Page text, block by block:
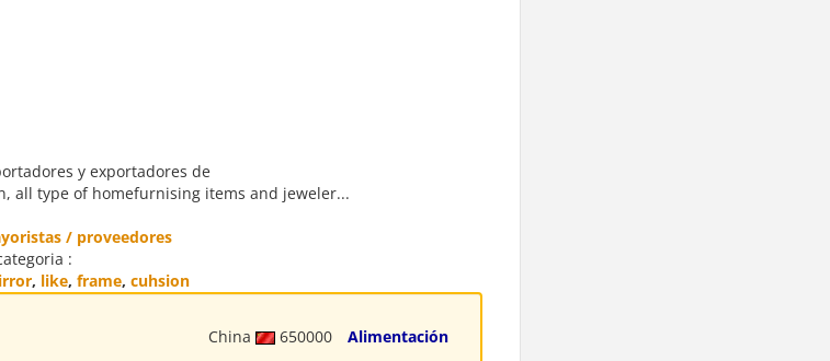
y exportadores de
all type of homefurnising items and jeweler...
/ proveedores
:
, like, frame, cuhsion
China 650000 Alimentación